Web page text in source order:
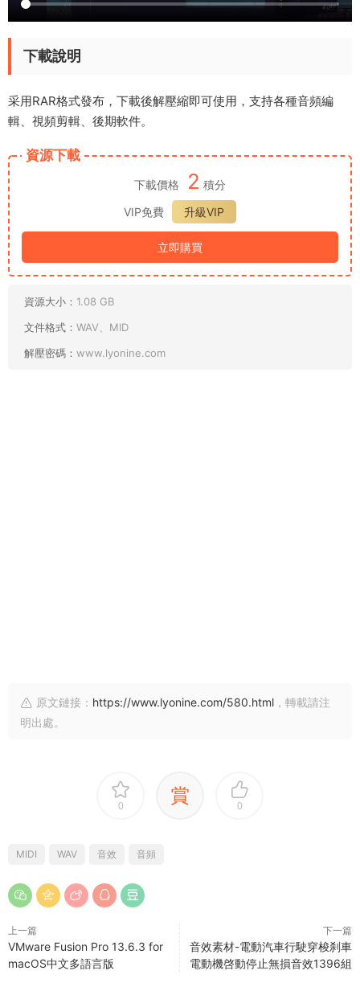
下載說明
采用RAR格式發布，下載後解壓縮即可使用，支持各種音頻編
輯、視頻剪輯、後期軟件。
資源下載
下載價格 2 積分
VIP免費
升級VIP
立即購買
資源大小： 1.08 GB
文件格式： WAV、MID
解壓密碼： www.lyonine.com
原文鏈接： https://www.lyonine.com/580.html ，轉載請注
明出處。
0 賞 0
MIDI WAV 音效 音頻
上一篇
VMware Fusion Pro 13.6.3 for
macOS中文多語言版
下一篇
音效素材-電動汽車行駛穿梭刹車
電動機啓動停止無損音效1396組